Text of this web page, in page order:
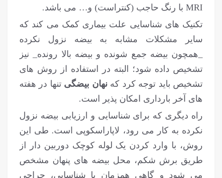
MRI با رنگ حاجب (کنتراست) و… می باشد.
تکنیک های شناسایی علت بیماری کمک می کند که
سایر مشکلات مشابه به بیضه نزول نکرده
_همچون بیضه جمع شونده و بیضه بالا رونده_ نیز
تشخیص داده شود؛ البته در استفاده از روش های
تشخیص باید توجه کرد کهنهان بیضگی تنها در هفته
های آخر بارداری امکان پذیر است.
راه دیگری که برای شناسایی و ارزیابی بیضه نزول
نکرده به کار می رود، لاپاراسکوپی است. طی این
روش، با وارد کردن یک لوله کوچک دوربین دار از
طریق برش شکم، محل بیضه های پنهان مشخص
می شود و گاهی همزمان با شناسایی، جراحی